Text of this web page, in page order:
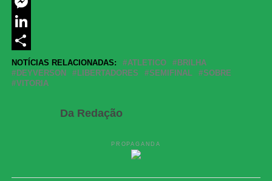
Messenger
LinkedIn
Share
NOTÍCIAS RELACIONADAS: ATLETICO
BRILHA
DEYVERSON
LIBERTADORES SEMIFINAL
SOBRE
VITORIA
Da Redação
PROPAGANDA